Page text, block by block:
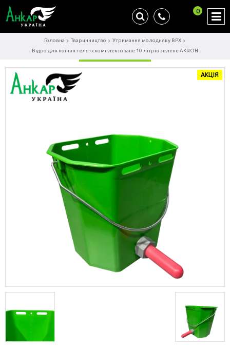
0
Головна Тваринництво
Утримання молодняку ВРХ
Відро для поїння телят скомплектоване 10 літрів зелене AKROH
АКЦІЯ